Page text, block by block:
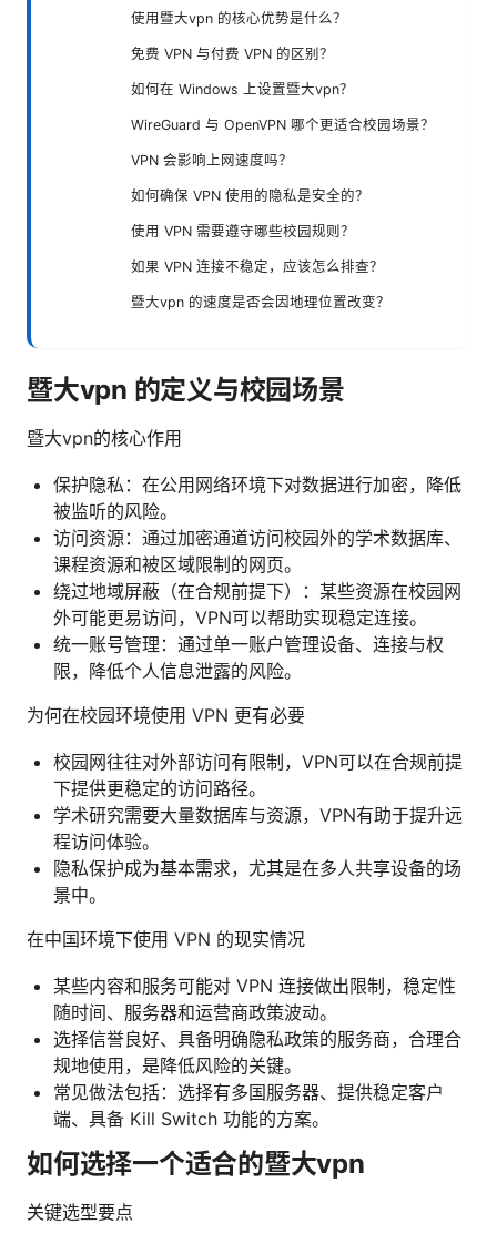
使用暨大vpn 的核心优势是什么？
免费 VPN 与付费 VPN 的区别？
如何在 Windows 上设置暨大vpn？
WireGuard 与 OpenVPN 哪个更适合校园场景？
VPN 会影响上网速度吗？
如何确保 VPN 使用的隐私是安全的？
使用 VPN 需要遵守哪些校园规则？
如果 VPN 连接不稳定，应该怎么排查？
暨大vpn 的速度是否会因地理位置改变？
暨大vpn 的定义与校园场景
暨大vpn的核心作用
保护隐私：在公用网络环境下对数据进行加密，降低
被监听的风险。
访问资源：通过加密通道访问校园外的学术数据库、
课程资源和被区域限制的网页。
绕过地域屏蔽（在合规前提下）：某些资源在校园网
外可能更易访问，VPN可以帮助实现稳定连接。
统一账号管理：通过单一账户管理设备、连接与权
限，降低个人信息泄露的风险。
为何在校园环境使用 VPN 更有必要
校园网往往对外部访问有限制，VPN可以在合规前提
下提供更稳定的访问路径。
学术研究需要大量数据库与资源，VPN有助于提升远
程访问体验。
隐私保护成为基本需求，尤其是在多人共享设备的场
景中。
在中国环境下使用 VPN 的现实情况
某些内容和服务可能对 VPN 连接做出限制，稳定性
随时间、服务器和运营商政策波动。
选择信誉良好、具备明确隐私政策的服务商，合理合
规地使用，是降低风险的关键。
常见做法包括：选择有多国服务器、提供稳定客户
端、具备 Kill Switch 功能的方案。
如何选择一个适合的暨大vpn
关键选型要点